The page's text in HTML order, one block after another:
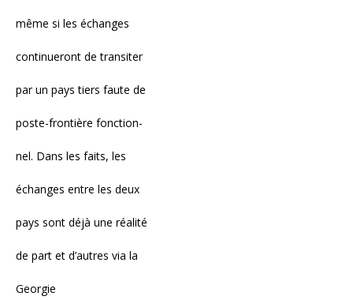
même si les échanges
continueront de transiter
par un pays tiers faute de
poste-frontière fonction-
nel. Dans les faits, les
échanges entre les deux
pays sont déjà une réalité
de part et d’autres via la
Georgie